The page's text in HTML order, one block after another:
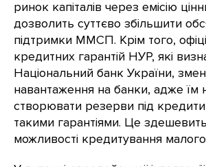
ринок капіталів через емісію
дозволить суттєво збільшити
підтримки ММСП. Крім того,
кредитних гарантій НУР, які
Національний банк України,
навантаження на банки, адже їм
створювати резерви під
такими гарантіями. Це
можливості кредитування малого